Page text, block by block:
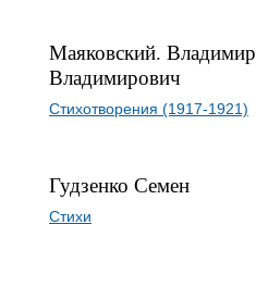
Маяковский. Владимир
Владимирович
Стихотворения (1917-1921)
Гудзенко Семен
Стихи